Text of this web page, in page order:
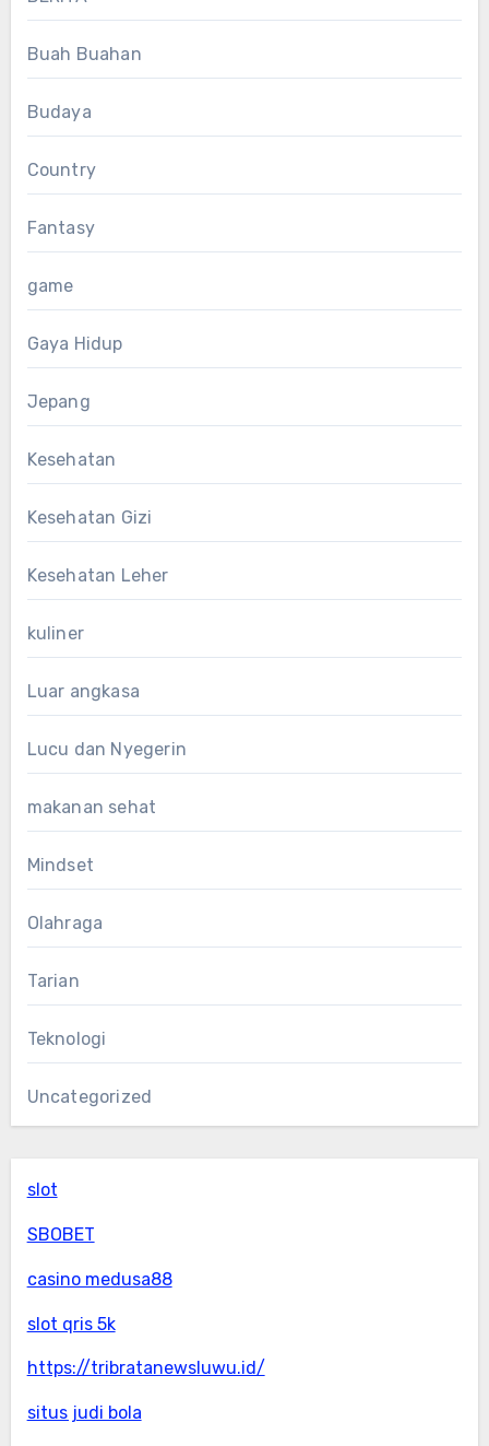
Buah Buahan
Budaya
Country
Fantasy
game
Gaya Hidup
Jepang
Kesehatan
Kesehatan Gizi
Kesehatan Leher
kuliner
Luar angkasa
Lucu dan Nyegerin
makanan sehat
Mindset
Olahraga
Tarian
Teknologi
Uncategorized
slot
SBOBET
casino medusa88
slot qris 5k
https://tribratanewsluwu.id/
situs judi bola